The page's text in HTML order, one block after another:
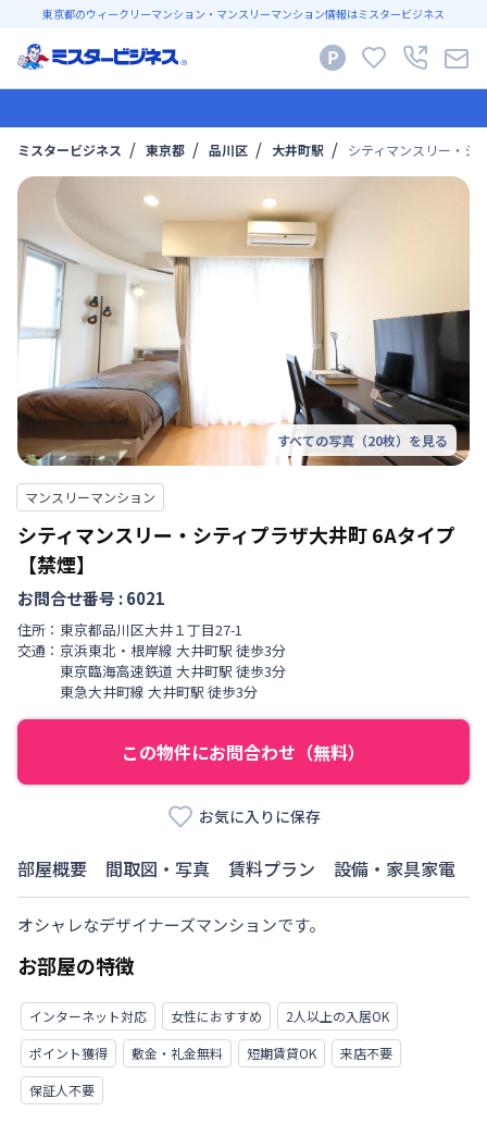
東京都のウィークリーマンション・マンスリーマンション情報はミスタービジネス
ミスタービジネス 東京都 品川区 大井町駅 シティマンスリー・シ
すべての写真（20枚）を見る
マンスリーマンション
シティマンスリー・シティプラザ大井町6Aタイプ
【禁煙】
お問合せ番号 :6021
住所： 東京都品川区大井 １丁目27-1
交通： 京浜東北・根岸線 大井町駅 徒歩3分
東京臨海高速鉄道 大井町駅 徒歩3分
東急大井町線 大井町駅 徒歩3分
この物件にお問合わせ（無料）
お気に入りに保存
部屋概要 間取図・写真 賃料プラン 設備・家具家電
オシャレなデザイナーズマンションです。
お部屋の特徴
インターネット対応 女性におすすめ
2人以上の入居OK
ポイント獲得
敷金・礼金無料 短期賃貸OK
来店不要
保証人不要